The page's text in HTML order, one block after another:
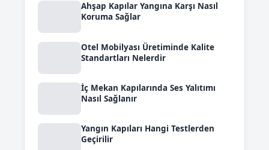
Ahşap Kapılar Yangına Karşı Nasıl
Koruma Sağlar
Otel Mobilyası Üretiminde Kalite
Standartları Nelerdir
İç Mekan Kapılarında Ses Yalıtımı
Nasıl Sağlanır
Yangın Kapıları Hangi Testlerden
Geçirilir